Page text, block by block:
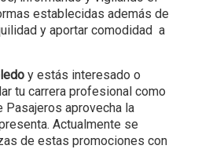
establecidas además de
y aportar comodidad a
y estás interesado o
tu carrera profesional como
Pasajeros aprovecha la
Actualmente se
de estas promociones con